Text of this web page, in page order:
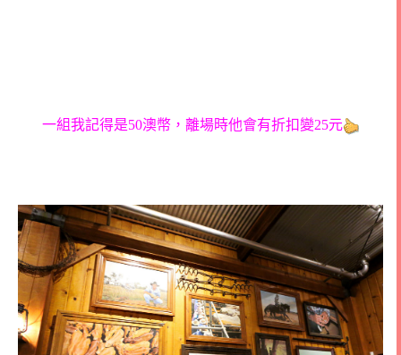
一組我記得是50澳幣，離場時他會有折扣變25元